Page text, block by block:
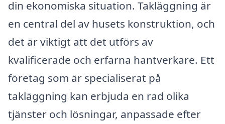
din ekonomiska situation. Takläggning är
en central del av husets konstruktion, och
det är viktigt att det utförs av
kvalificerade och erfarna hantverkare. Ett
företag som är specialiserat på
takläggning kan erbjuda en rad olika
tjänster och lösningar, anpassade efter